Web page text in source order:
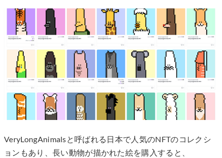
VeryLongAnimalsと呼ばれる日本で人気のNFTのコレクシ
ョンもあり、長い動物が描かれた絵を購入すると、